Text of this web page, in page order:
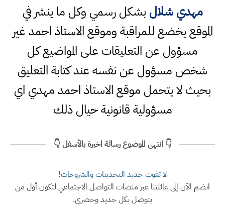
مهدي شلال بشكل رسمي وكل ما ينشر في
الموقع يخضع للمراقبة وموقع الاستاذ احمد غير
مسؤول عن التعليقات على المواضيع كل
شخص مسؤول عن نفسه عند كتابة التعليق
بحيث لا يتحمل موقع الاستاذ احمد مهدي اي
مسؤولية قانونية حيال ذلك
👇 انتهى الموضوع رسالة اخيرة بالأسفل 👇
لا تفوت جديد التحديثات والشروحات!
انضم الآن إلى عائلتنا عبر منصات التواصل الاجتماعي لتكون أول من
يتوصل بكل جديد وحصري.